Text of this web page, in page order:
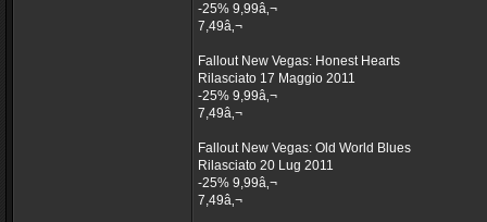
-25% 9,99â‚¬
7,49â‚¬
Fallout New Vegas: Honest Hearts
Rilasciato 17 Maggio 2011
-25% 9,99â‚¬
7,49â‚¬
Fallout New Vegas: Old World Blues
Rilasciato 20 Lug 2011
-25% 9,99â‚¬
7,49â‚¬